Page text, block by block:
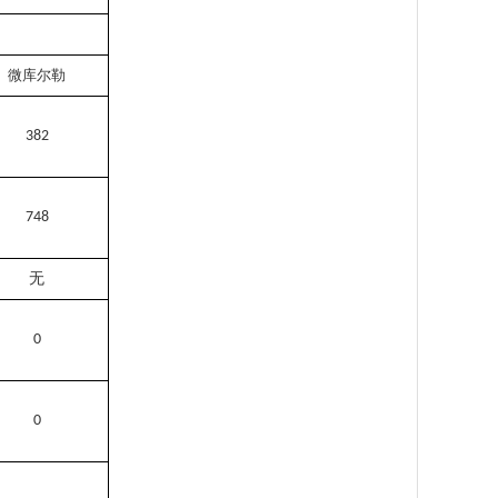
微库尔勒
382
748
无
0
0